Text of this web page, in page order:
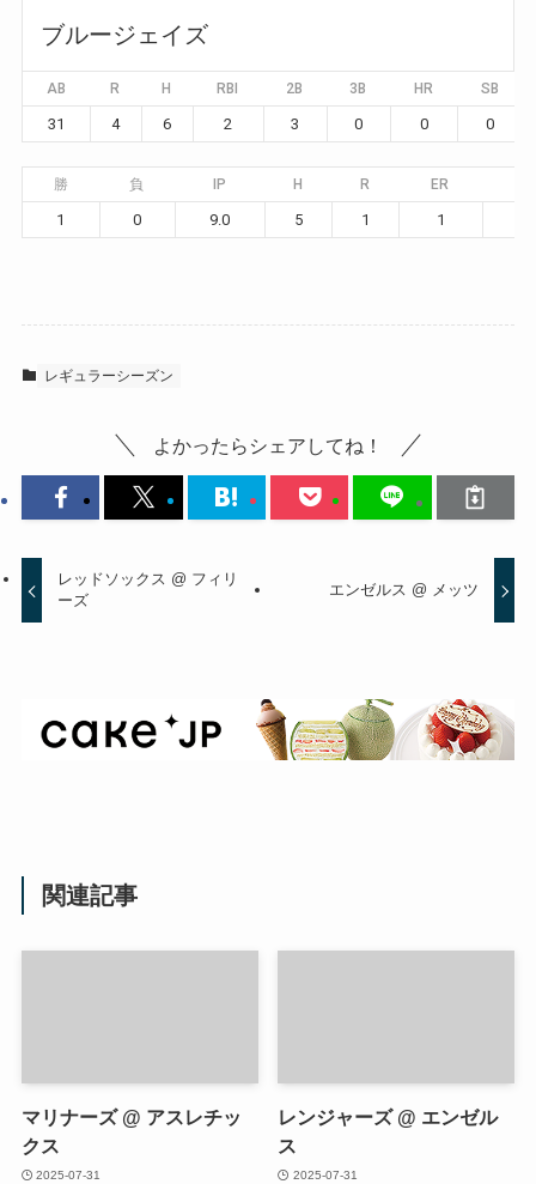
ブルージェイズ
AB R H RBI 2B 3B HR SB
31 4 6 2 3 0 0 0
勝 負 IP H R ER
1 0 9.0 5 1 1
レギュラーシーズン
よかったらシェアしてね！
レッドソックス @ フィリ
ーズ
エンゼルス @ メッツ
関連記事
マリナーズ @ アスレチッ
クス
2025-07-31
レンジャーズ @ エンゼル
ス
2025-07-31